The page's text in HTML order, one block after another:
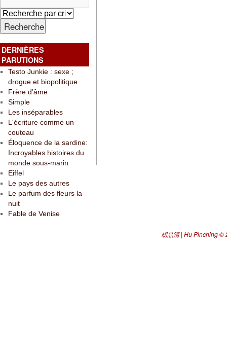
DERNIÈRES
PARUTIONS
Testo Junkie : sexe ;
drogue et biopolitique
Frère d’âme
Simple
Les inséparables
L'écriture comme un
couteau
Éloquence de la sardine:
Incroyables histoires du
monde sous-marin
Eiffel
Le pays des autres
Le parfum des fleurs la
nuit
Fable de Venise
胡品清 | Hu Pinching©